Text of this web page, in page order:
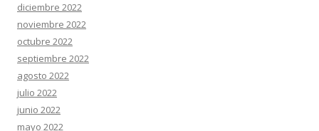
diciembre 2022
noviembre 2022
octubre 2022
septiembre 2022
agosto 2022
julio 2022
junio 2022
mayo 2022